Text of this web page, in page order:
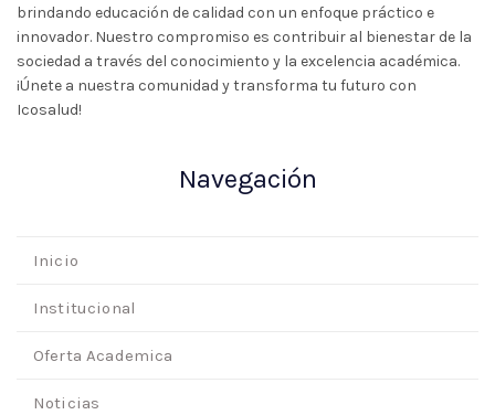
brindando educación de calidad con un enfoque práctico e
innovador. Nuestro compromiso es contribuir al bienestar de la
sociedad a través del conocimiento y la excelencia académica.
¡Únete a nuestra comunidad y transforma tu futuro con
Icosalud!
Navegación
Inicio
Institucional
Oferta Academica
Noticias